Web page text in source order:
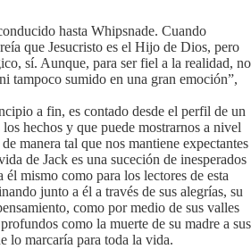
hasta Whipsnade. Cuando
que Jesucristo es el Hijo de Dios, pero
sí. Aunque, para ser fiel a la realidad, no
tampoco sumido en una gran emoción”,
a fin, es contado desde el perfil de un
hechos y que puede mostrarnos a nivel
manera tal que nos mantiene expectantes
de Jack es una suceción de inesperados
él mismo como para los lectores de esta
junto a él a través de sus alegrías, su
como por medio de sus valles
como la muerte de su madre a sus
lo marcaría para toda la vida.